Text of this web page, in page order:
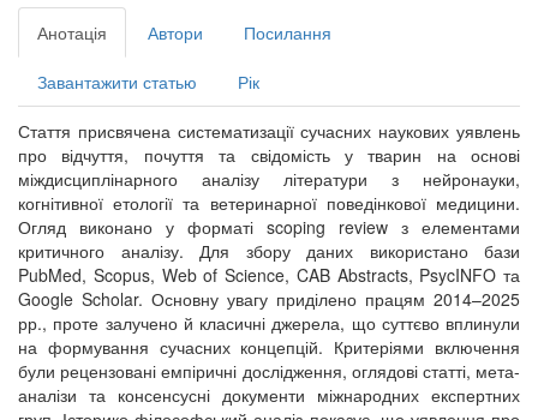
Анотація Автори Посилання
Завантажити статью Рік
Стаття присвячена систематизації сучасних наукових уявлень
про відчуття, почуття та свідомість у тварин на основі
міждисциплінарного аналізу літератури з нейронауки,
когнітивної етології та ветеринарної поведінкової медицини.
Огляд виконано у форматі scoping review з елементами
критичного аналізу. Для збору даних використано бази
PubMed, Scopus, Web of Science, CAB Abstracts, PsycINFO та
Google Scholar. Основну увагу приділено працям 2014–2025
рр., проте залучено й класичні джерела, що суттєво вплинули
на формування сучасних концепцій. Критеріями включення
були рецензовані емпіричні дослідження, оглядові статті, мета-
аналізи та консенсусні документи міжнародних експертних